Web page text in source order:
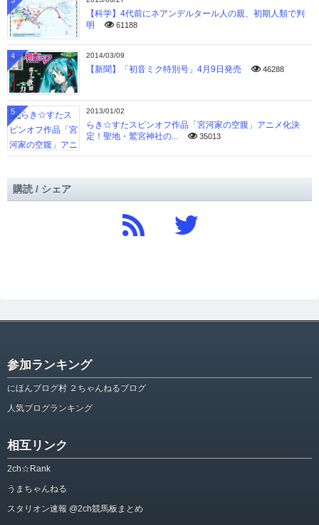
【科学】4代前にネアンデルタール人の親、初期人類で判
明
61188
2014/03/09
【新聞】「初音ミク特別号」4月9日発売 46288
4
2013/01/02
らき☆すたスピンオフ作品「宮河家の空腹」アニメ化決
定！聖地・鷲宮神社の...
35013
5
購読 / シェア
参加ランキング
にほんブログ村 ２ちゃんねるブログ
人気ブログランキング
相互リンク
2ch☆Rank
うまちゃんねる
スタリオン速報 @2ch競馬板まとめ